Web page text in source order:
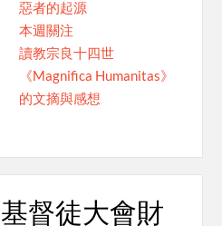
惡者的起源
本週關注
讀教宗良十四世
《Magnifica Humanitas》
的文摘與感想
基督徒大會財